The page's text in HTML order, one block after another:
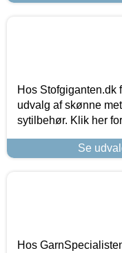
Hos Stofgiganten.dk
udvalg af skønne
sytilbehør. Klik her
Se
Hos